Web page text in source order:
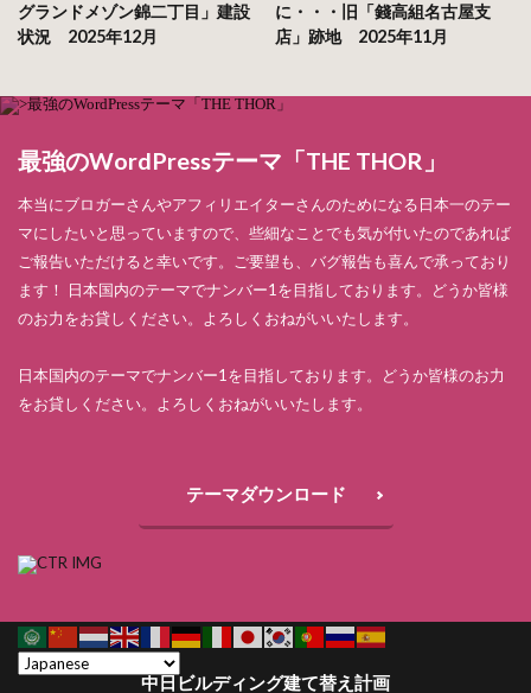
グランドメゾン錦二丁目」建設
状況 2025年12月
に・・・旧「錢高組名古屋支
店」跡地 2025年11月
最強のWordPressテーマ「THE THOR」
本当にブロガーさんやアフィリエイターさんのためになる日本一のテー
マにしたいと思っていますので、些細なことでも気が付いたのであれば
ご報告いただけると幸いです。ご要望も、バグ報告も喜んで承っており
ます！ 日本国内のテーマでナンバー1を目指しております。どうか皆様
のお力をお貸しください。よろしくおねがいいたします。
日本国内のテーマでナンバー1を目指しております。どうか皆様のお力
をお貸しください。よろしくおねがいいたします。
テーマダウンロード
中日ビルディング建て替え計画